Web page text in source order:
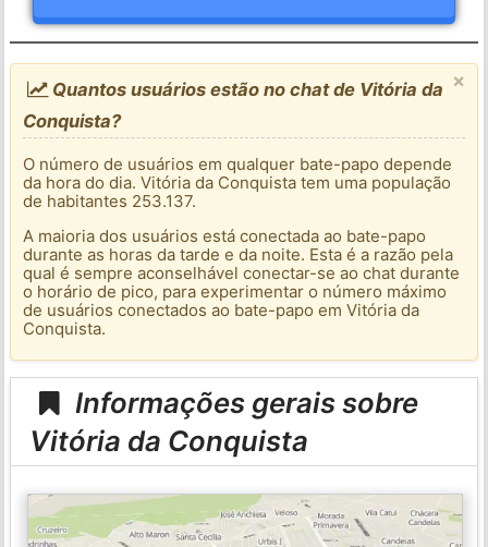
×
Quantos usuários estão no chat de Vitória da
Conquista?
O número de usuários em qualquer bate-papo depende
da hora do dia. Vitória da Conquista tem uma população
de habitantes 253.137.
A maioria dos usuários está conectada ao bate-papo
durante as horas da tarde e da noite. Esta é a razão pela
qual é sempre aconselhável conectar-se ao chat durante
o horário de pico, para experimentar o número máximo
de usuários conectados ao bate-papo em Vitória da
Conquista.
Informações gerais sobre
Vitória da Conquista